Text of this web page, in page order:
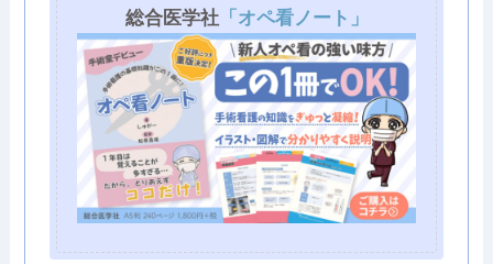
総合医学社「オペ看ノート」